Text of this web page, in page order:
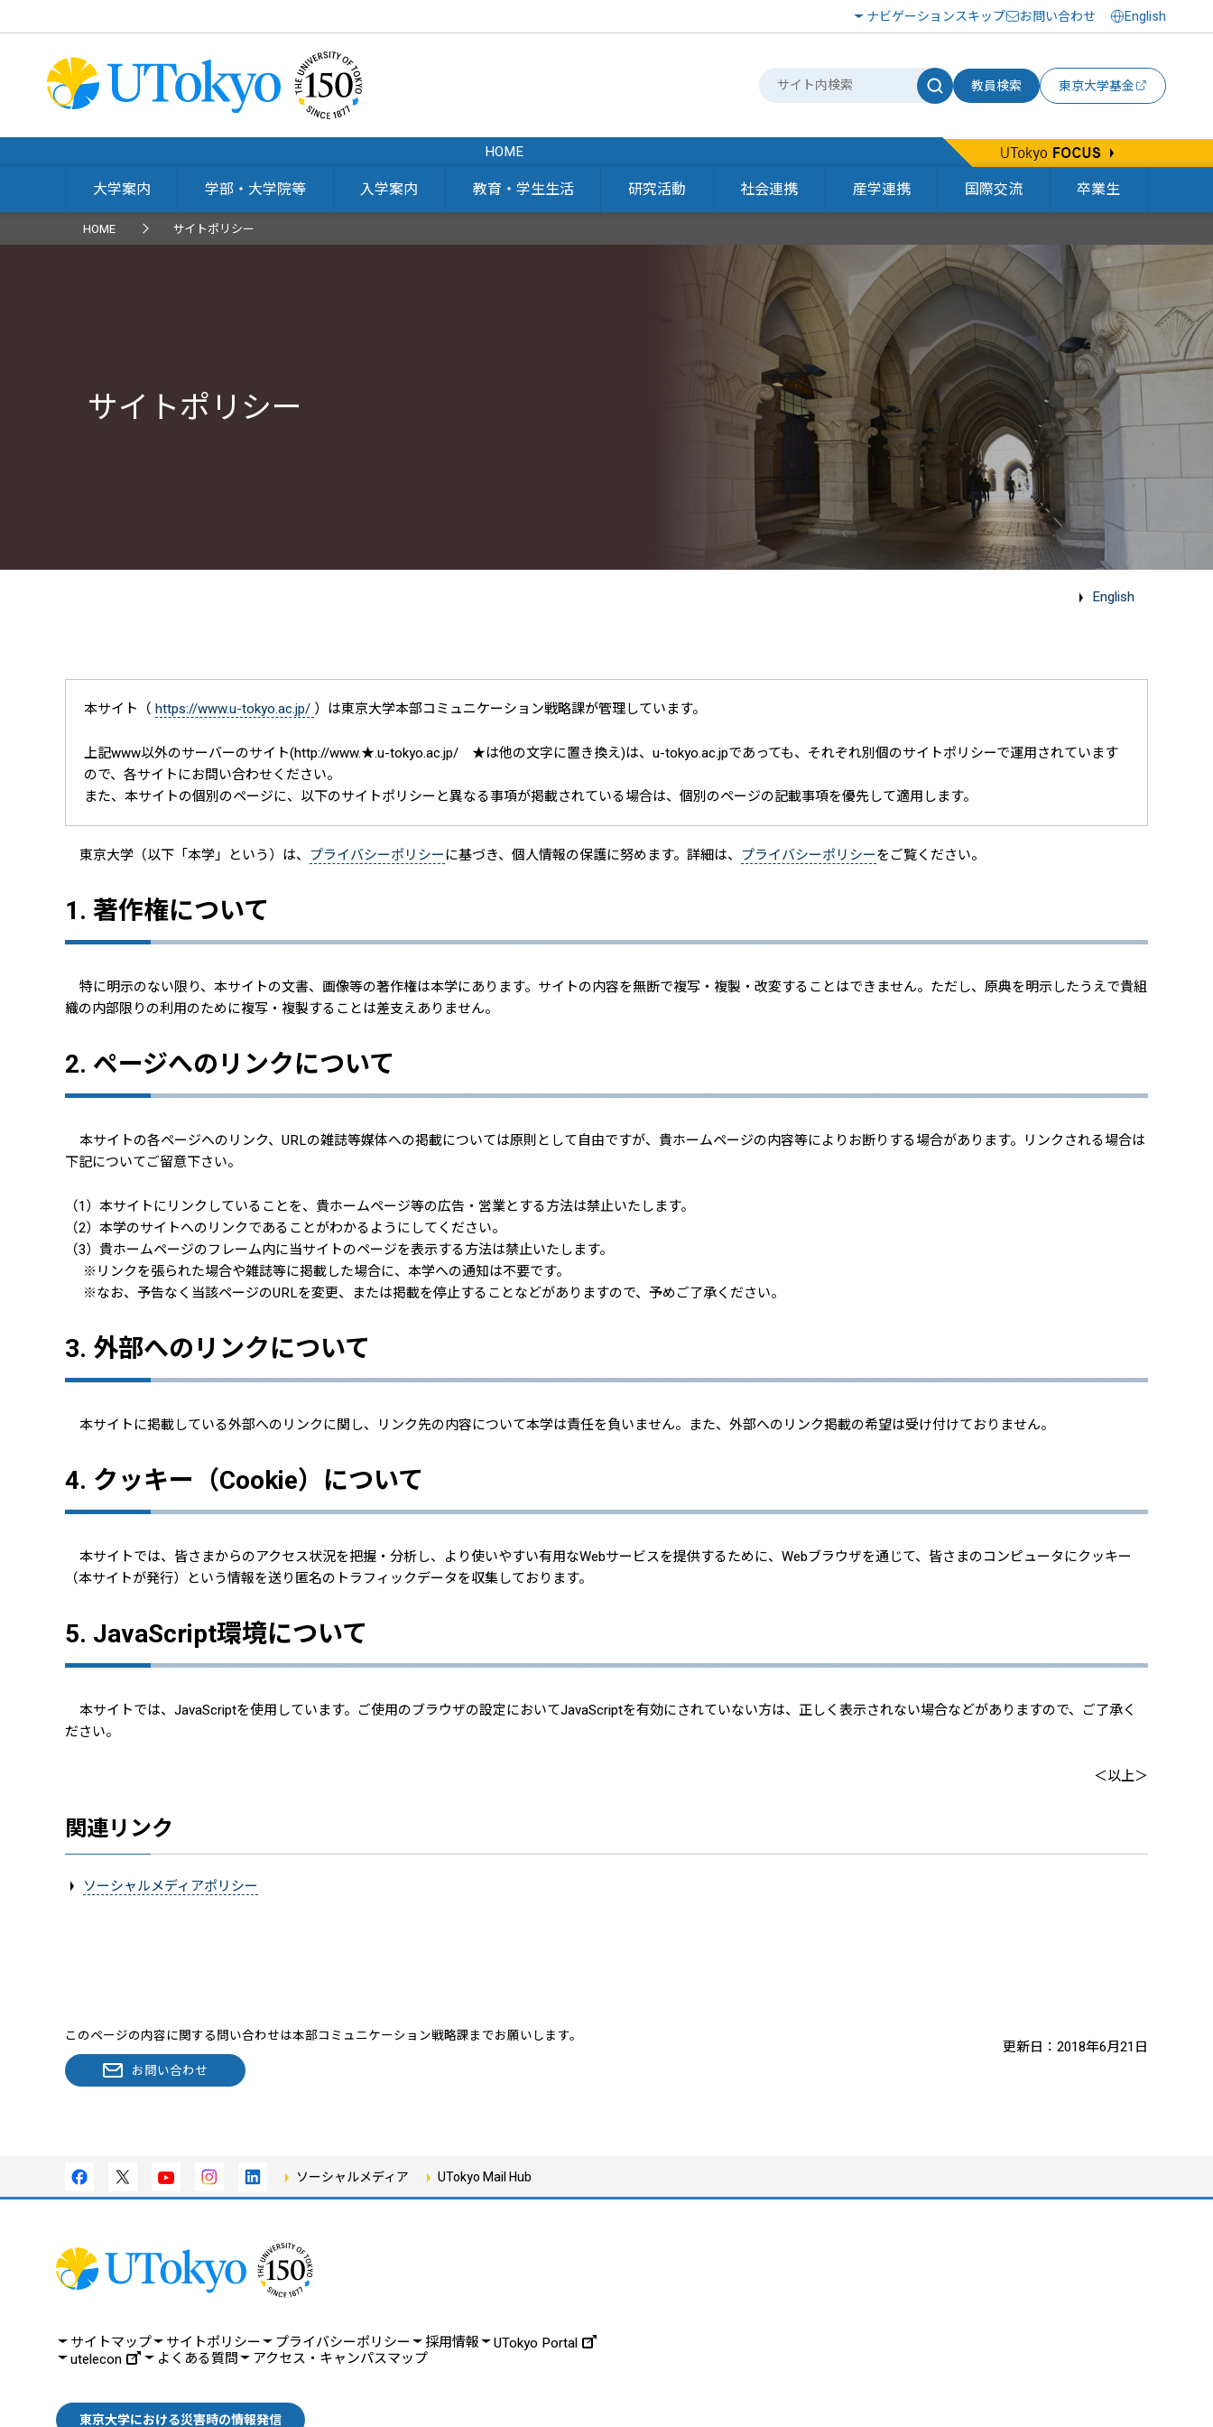
ナビゲーションスキップ お問い合わせ English
教員検索 東京大学基金
HOME
大学案内 学部・大学院等 入学案内 教育・学生生活 研究活動 社会連携 産学連携 国際交流 卒業生
HOME サイトポリシー
サイトポリシー
English
本サイト（ https://www.u-tokyo.ac.jp/ ）は東京大学本部コミュニケーション戦略課が管理しています。
上記www以外のサーバーのサイト(http://www.★.u-tokyo.ac.jp/ ★は他の文字に置き換え)は、u-tokyo.ac.jpであっても、それぞれ別個のサイトポリシーで運用されています
ので、各サイトにお問い合わせください。
また、本サイトの個別のページに、以下のサイトポリシーと異なる事項が掲載されている場合は、個別のページの記載事項を優先して適用します。
東京大学（以下「本学」という）は、 プライバシーポリシーに基づき、個人情報の保護に努めます。詳細は、 プライバシーポリシーをご覧ください。
1. 著作権について
特に明示のない限り、本サイトの文書、画像等の著作権は本学にあります。サイトの内容を無断で複写・複製・改変することはできません。ただし、原典を明示したうえで貴組
織の内部限りの利用のために複写・複製することは差支えありません。
2. ページへのリンクについて
本サイトの各ページへのリンク、URLの雑誌等媒体への掲載については原則として自由ですが、貴ホームページの内容等によりお断りする場合があります。リンクされる場合は
下記についてご留意下さい。
（1）本サイトにリンクしていることを、貴ホームページ等の広告・営業とする方法は禁止いたします。
（2）本学のサイトへのリンクであることがわかるようにしてください。
（3）貴ホームページのフレーム内に当サイトのページを表示する方法は禁止いたします。
※リンクを張られた場合や雑誌等に掲載した場合に、本学への通知は不要です。
※なお、予告なく当該ページのURLを変更、または掲載を停止することなどがありますので、予めご了承ください。
3. 外部へのリンクについて
本サイトに掲載している外部へのリンクに関し、リンク先の内容について本学は責任を負いません。また、外部へのリンク掲載の希望は受け付けておりません。
4. クッキー（Cookie）について
本サイトでは、皆さまからのアクセス状況を把握・分析し、より使いやすい有用なWebサービスを提供するために、Webブラウザを通じて、皆さまのコンピュータにクッキー
（本サイトが発行）という情報を送り匿名のトラフィックデータを収集しております。
5. JavaScript環境について
本サイトでは、JavaScriptを使用しています。ご使用のブラウザの設定においてJavaScriptを有効にされていない方は、正しく表示されない場合などがありますので、ご了承く
ださい。
＜以上＞
関連リンク
ソーシャルメディアポリシー
更新日：2018年6月21日
このページの内容に関する問い合わせは本部コミュニケーション戦略課までお願いします。
お問い合わせ
ソーシャルメディア UTokyo Mail Hub
サイトマップ サイトポリシー プライバシーポリシー 採用情報
UTokyo Portal
utelecon
よくある質問 アクセス・キャンパスマップ
東京大学における災害時の情報発信